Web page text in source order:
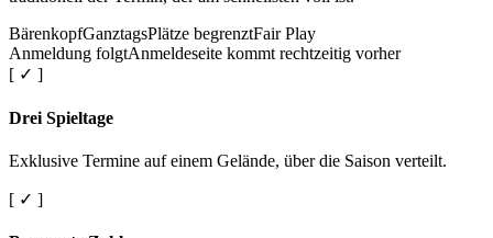
BärenkopfGanztagsPlätze begrenztFair Play
Anmeldung folgtAnmeldeseite kommt rechtzeitig vorher
[ ✓ ]
Drei Spieltage
Exklusive Termine auf einem Gelände, über die Saison verteilt.
[ ✓ ]